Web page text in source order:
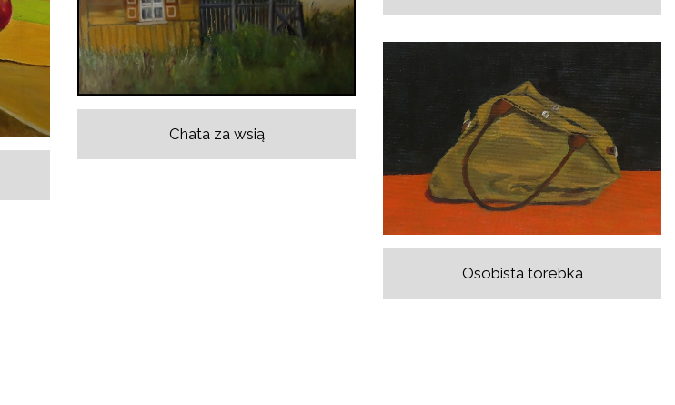
Chata za wsią
Osobista torebka